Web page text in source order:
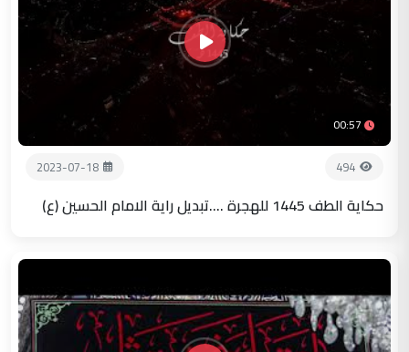
00:57
494
2023-07-18
حكاية الطف 1445 للهجرة ....تبديل راية الامام الحسين (ع)